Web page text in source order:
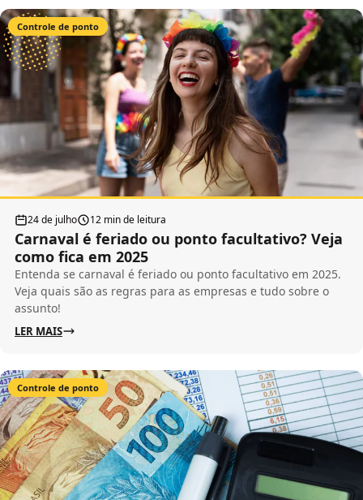
Controle de ponto
24 de julho 12 min de leitura
Carnaval é feriado ou ponto facultativo? Veja
como fica em 2025
Entenda se carnaval é feriado ou ponto facultativo em 2025.
Veja quais são as regras para as empresas e tudo sobre o
assunto!
LER MAIS
Controle de ponto